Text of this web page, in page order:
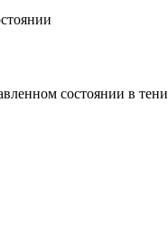
состоянии в тени